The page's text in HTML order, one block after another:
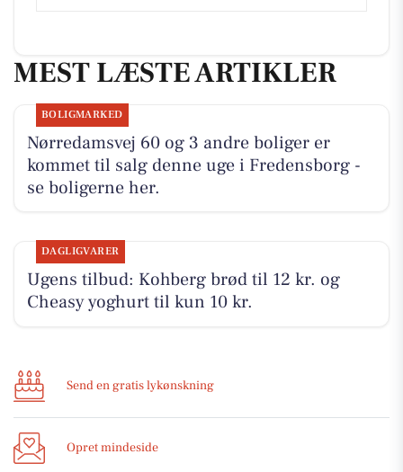
MEST LÆSTE ARTIKLER
BOLIGMARKED
Nørredamsvej 60 og 3 andre boliger er
kommet til salg denne uge i Fredensborg -
se boligerne her.
DAGLIGVARER
Ugens tilbud: Kohberg brød til 12 kr. og
Cheasy yoghurt til kun 10 kr.
Send en gratis lykønskning
Opret mindeside